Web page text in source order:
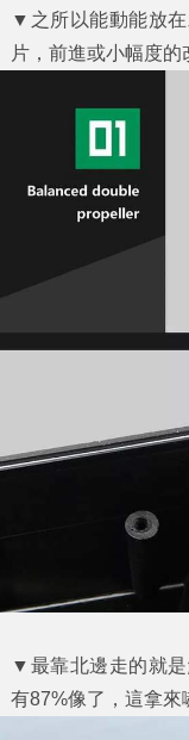
▼之所以能動能放
片，前進或小幅度
▼最靠北邊走的就
有87%像了，這拿來